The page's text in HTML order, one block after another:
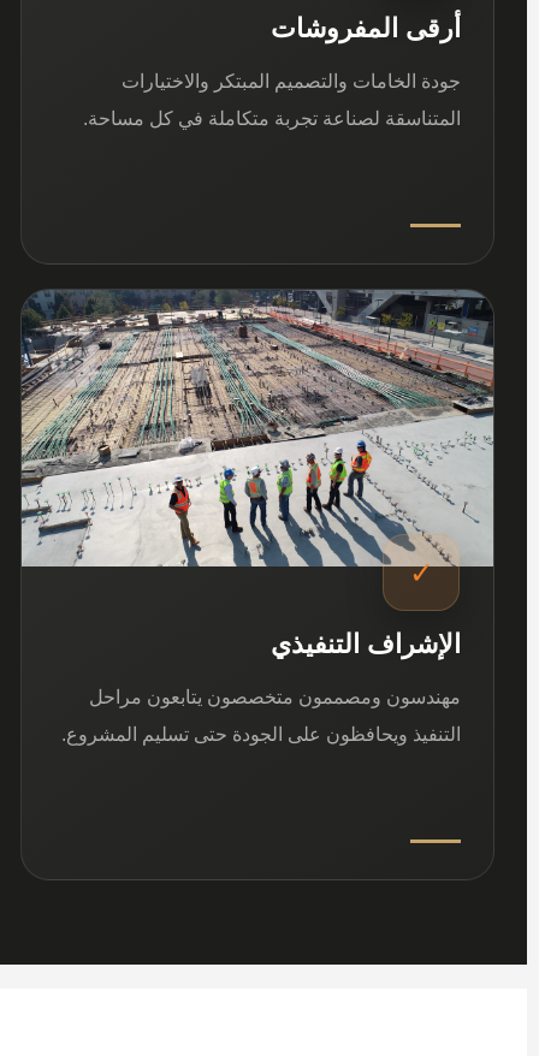
أرقى المفروشات
جودة الخامات والتصميم المبتكر والاختيارات
المتناسقة لصناعة تجربة متكاملة في كل مساحة.
03
✓
الإشراف التنفيذي
مهندسون ومصممون متخصصون يتابعون مراحل
التنفيذ ويحافظون على الجودة حتى تسليم المشروع.